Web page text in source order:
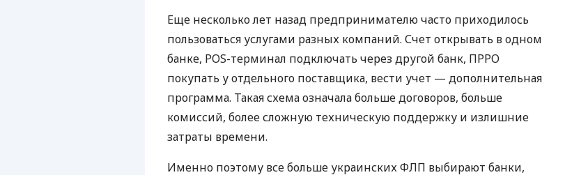
Еще несколько лет назад предпринимателю часто приходилось
пользоваться услугами разных компаний. Счет открывать в одном
банке, POS-терминал подключать через другой банк, ПРРО
покупать у отдельного поставщика, вести учет — дополнительная
программа. Такая схема означала больше договоров, больше
комиссий, более сложную техническую поддержку и излишние
затраты времени.
Именно поэтому все больше украинских ФЛП выбирают банки,